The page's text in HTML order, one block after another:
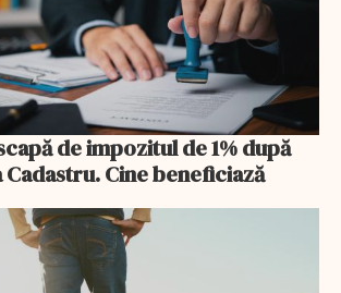
de impozitul de 1% după
Cine beneficiază